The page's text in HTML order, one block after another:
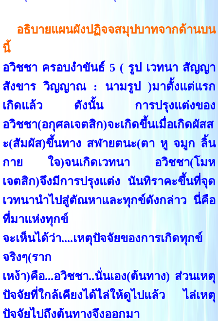
อธิบายแผนผังปฏิจจสมุปบาทจากด้านบน
นี้
อวิชชา ครอบงำขันธ์ 5 ( รูป เวทนา สัญญา
สังขาร วิญญาณ : นามรูป )มาตั้งแต่แรก
เกิดแล้ว ดังนั้น การปรุงแต่งของ
อวิชชา(อกุศลเจตสิก)จะเกิดขึ้นเมื่อเกิดผัสส
ะ(สัมผัส)ขึ้นทาง สฬายตนะ(ตา หู จมูก ลิ้น
กาย ใจ)จนเกิดเวทนา อวิชชา(โมห
เจตสิก)จึงมีการปรุงแต่ง นันทิราคะขึ้นที่จุด
เวทนานำไปสู่ตัณหาและทุกข์ดังกล่าว นี่คือ
ที่มาแห่งทุกข์
จะเห็นได้ว่า....เหตุปัจจัยของการเกิดทุกข์
จริงๆ(ราก
เหง้า)คือ...อวิชชา..นั่นเอง(ต้นทาง) ส่วนเหตุ
ปัจจัยที่ใกล้เคียงได้ไล่ให้ดูไปแล้ว ไล่เหตุ
ปัจจัยไปถึงต้นทางจึงออกมา